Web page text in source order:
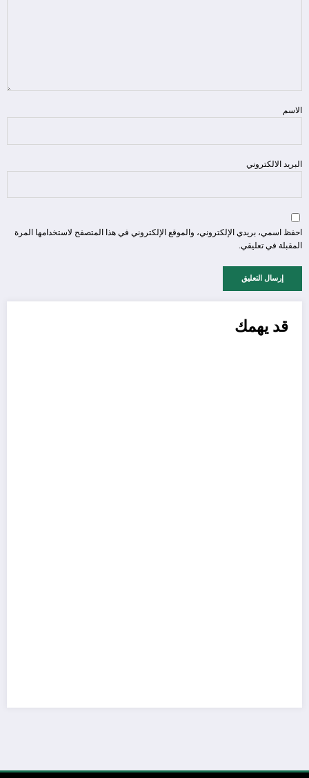
الاسم
البريد الالكتروني
احفظ اسمي، بريدي الإلكتروني، والموقع الإلكتروني في هذا المتصفح لاستخدامها المرة
المقبلة في تعليقي.
قد يهمك